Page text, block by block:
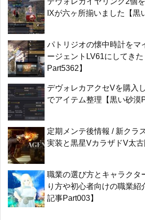
IXが六ヶ所揃いました【黒
パトリジオの懐中時計をマ
ージェントLV61にしてき
Part5362】
デヴォレカアクセVを購入
でアイテム整理【黒い砂漠
定期メンテ後情報 / 新クラ
実装と黒星VカラザドV太
職業の選び方とキャラクタ
り方や初心者向けの職業紹
記事Part003】